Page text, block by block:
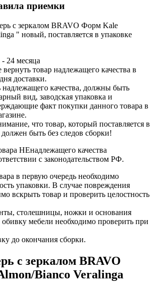
приемки
с зеркалом BRAVO Форм Kale
" новый, поставляется в упаковке
24 месяца
товар надлежащего качества в
доставки.
качества, должны быть
вид, заводская упаковка и
факт покупки данного товара в
что товар, который поставляется в
быть без следов сборки!
НЕнадлежащего качества
с законодательством РФ.
в первую очередь необходимо
упаковки. В случае повреждения
вскрыть товар и проверить целостность
столешницы, ножки и основания
мебели необходимо проверить при
до окончания сборки.
с зеркалом BRAVO
Bianco Veralinga